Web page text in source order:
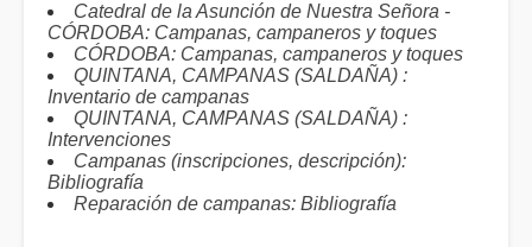
Catedral de la Asunción de Nuestra Señora -
CÓRDOBA: Campanas, campaneros y toques
CÓRDOBA: Campanas, campaneros y toques
QUINTANA, CAMPANAS (SALDAÑA) :
Inventario de campanas
QUINTANA, CAMPANAS (SALDAÑA) :
Intervenciones
Campanas (inscripciones, descripción):
Bibliografía
Reparación de campanas: Bibliografía